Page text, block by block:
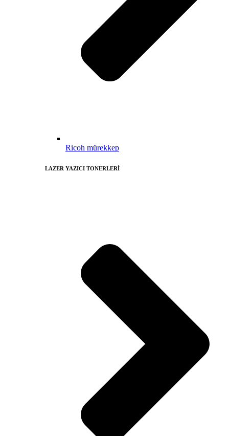
Ricoh mürekkep
LAZER YAZICI TONERLERİ